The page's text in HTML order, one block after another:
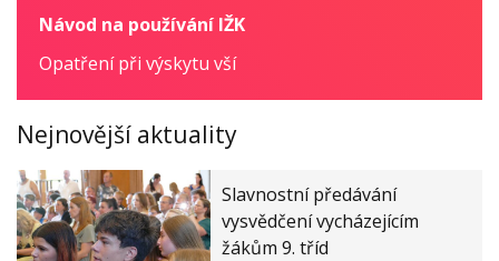
Návod na používání IŽK
Opatření při výskytu vší
Nejnovější aktuality
Slavnostní předávání
vysvědčení vycházejícím
žákům 9. tříd